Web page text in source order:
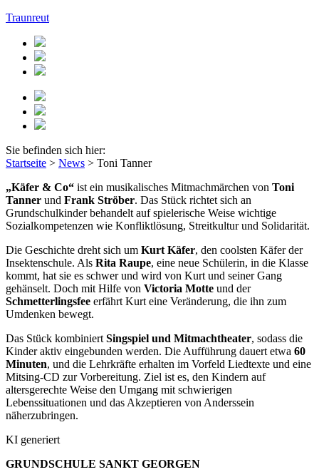
Traunreut
Sie befinden sich hier:
Startseite > News > Toni Tanner
„Käfer & Co“ ist ein musikalisches Mitmachmärchen von Toni
Tanner und Frank Ströber. Das Stück richtet sich an
Grundschulkinder behandelt auf spielerische Weise wichtige
Sozialkompetenzen wie Konfliktlösung, Streitkultur und Solidarität.
Die Geschichte dreht sich um Kurt Käfer, den coolsten Käfer der
Insektenschule. Als Rita Raupe, eine neue Schülerin, in die Klasse
kommt, hat sie es schwer und wird von Kurt und seiner Gang
gehänselt. Doch mit Hilfe von Victoria Motte und der
Schmetterlingsfee erfährt Kurt eine Veränderung, die ihn zum
Umdenken bewegt.
Das Stück kombiniert Singspiel und Mitmachtheater, sodass die
Kinder aktiv eingebunden werden. Die Aufführung dauert etwa 60
Minuten, und die Lehrkräfte erhalten im Vorfeld Liedtexte und eine
Mitsing-CD zur Vorbereitung. Ziel ist es, den Kindern auf
altersgerechte Weise den Umgang mit schwierigen
Lebenssituationen und das Akzeptieren von Anderssein
näherzubringen.
KI generiert
GRUNDSCHULE SANKT GEORGEN